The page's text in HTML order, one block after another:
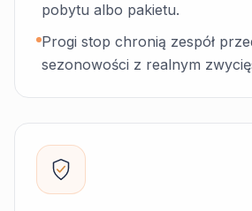
pobytu albo pakietu.
Progi stop chronią zespół
sezonowości z realnym